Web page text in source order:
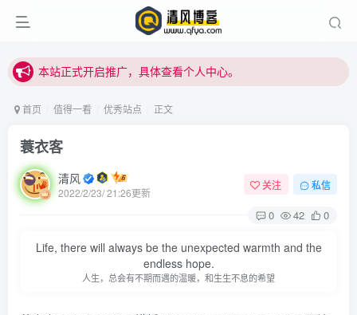
站内下载链接有问题请私信站长 - 清风博客
首页 值得一看 优秀站点 正文
蓑衣客
清风
2022/2/23/ 21:26更新
关注 私信
0 42 0
Life, there will always be the unexpected warmth and the
endless hope.
人生，总会有不期而遇的温暖，和生生不息的希望